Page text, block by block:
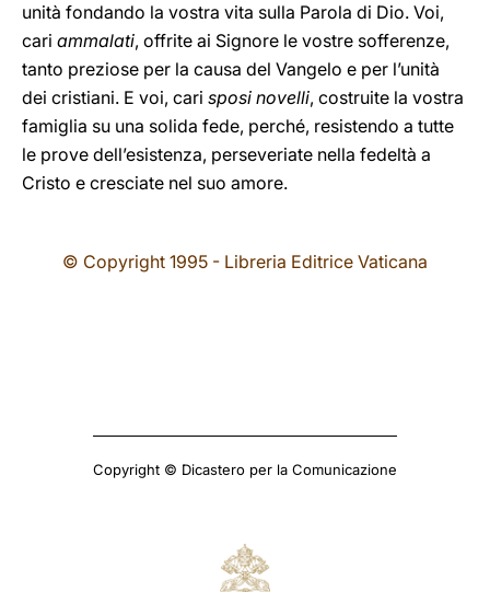
unità fondando la vostra vita sulla Parola di Dio. Voi,
cari ammalati, offrite ai Signore le vostre sofferenze,
tanto preziose per la causa del Vangelo e per l’unità
dei cristiani. E voi, cari sposi novelli, costruite la vostra
famiglia su una solida fede, perché, resistendo a tutte
le prove dell’esistenza, perseveriate nella fedeltà a
Cristo e cresciate nel suo amore.
© Copyright 1995 - Libreria Editrice Vaticana
Copyright © Dicastero per la Comunicazione